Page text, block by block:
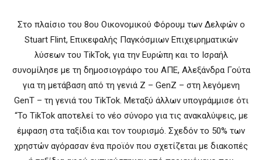
Στο πλαίσιο του 8ου Οικονομικού Φόρουμ των Δελφών ο
Stuart Flint, Επικεφαλής Παγκόσμιων Επιχειρηματικών
λύσεων του TikTok, για την Ευρώπη και το Ισραήλ
συνομίλησε με τη δημοσιογράφο του ΑΠΕ, Αλεξάνδρα Γούτα
για τη μετάβαση από τη γενιά Ζ – GenZ – στη λεγόμενη
GenT – τη γενιά του TikTok. Μεταξύ άλλων υπογράμμισε ότι
“Το TikTok αποτελεί το νέο σύνορο για τις ανακαλύψεις, με
έμφαση στα ταξίδια και τον τουρισμό. Σχεδόν το 50% των
χρηστών αγόρασαν ένα προϊόν που σχετίζεται με διακοπές